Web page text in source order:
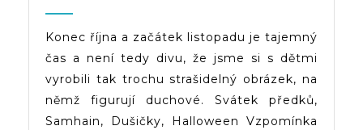
Duchové
Konec října a začátek listopadu je tajemný
čas a není tedy divu, že jsme si s dětmi
vyrobili tak trochu strašidelný obrázek, na
němž figurují duchové. Svátek předků,
Samhain, Dušičky, Halloween Vzpomínka